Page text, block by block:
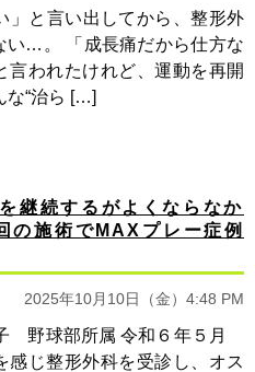
と言い出してから、整形外
い…。 「成長痛だから仕方な
言われたけれど、運動を再開
な“治ら […]
継続するがよくならなか
の施術でMAXプレー症例
2025年10月10日（金）4:48 PM
野球部所属 令和６年５月
感じ整形外科を受診し、オス